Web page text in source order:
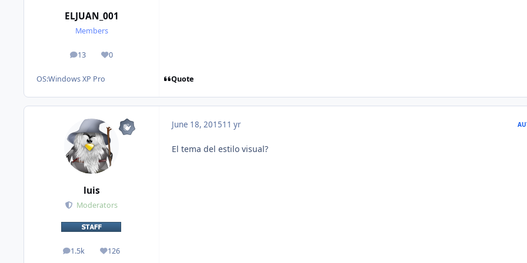
ELJUAN_001
Members
13
posts 0
Reputation
OS:Windows XP Pro Quote
luis
Moderators
1.5k
posts 126
Reputation
June 18, 201511 yr
El tema del estilo visual?